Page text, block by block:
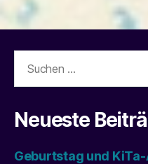
nach:
Neueste
Geburtstag und